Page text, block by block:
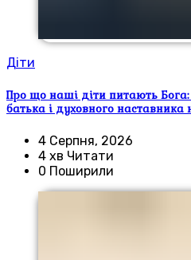
Діти
Про що наші діти питають
батька і духовного наставника
4 Серпня, 2026
4 хв Читати
0 Поширили